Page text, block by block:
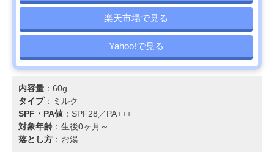
楽天市場で見る
Yahoo!で見る
内容量 ：60g
タイプ：ミルク
SPF・PA値 ：SPF28／PA+++
対象年齢 ：生後0ヶ月～
落とし方 ：お湯